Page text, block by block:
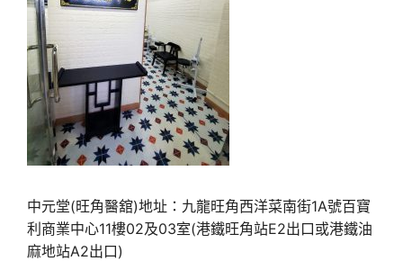
中元堂(旺角醫舘)地址：九龍旺角西洋菜南街1A號百寶
利商業中心11樓02及03室(港鐵旺角站E2出口或港鐵油
麻地站A2出口)